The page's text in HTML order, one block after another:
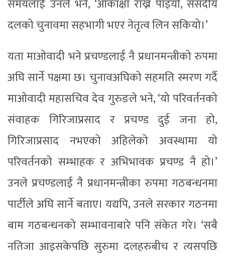
समयलाई उनले भने, ‘आकांक्षा राख्न पाइयो, संसदीय
दलको चुनावमा सहभागी भएर नेतृत्व लिन सकियो।’
यता माओवादी भने प्रचण्डलाई नै प्रधानमन्त्रीको रुपमा
अघि सार्ने पक्षमा छ। चुनावअघिको सहमति स्मरण गर्दै
माओवादी महासचिव देव गुरुङले भने, ‘यो परिवर्तनको
संवाहक गिरिजाप्रसाद र प्रचण्ड दुई जना हो,
गिरिजाप्रसाद नभएको अहिलेको अवस्थामा यो
परिवर्तनको सम्भाहक र अभिभावक प्रचण्ड नै हो।’
उनले प्रचण्डलाई नै प्रधानमन्त्रीका रुपमा गठबन्धनमा
पार्टीले अघि सार्ने बताए। यद्यपि, उनले सरकार गठनमा
बाम गठबन्धनको सम्भावनाबारे पनि संकेत गरे। ‘सबै
नतिजा आइसकेपछि सुरुमा दलहरुबीच र त्यसपछि